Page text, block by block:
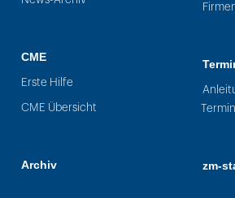
CME
Erste Hilfe
CME Übersicht
Archiv zm-